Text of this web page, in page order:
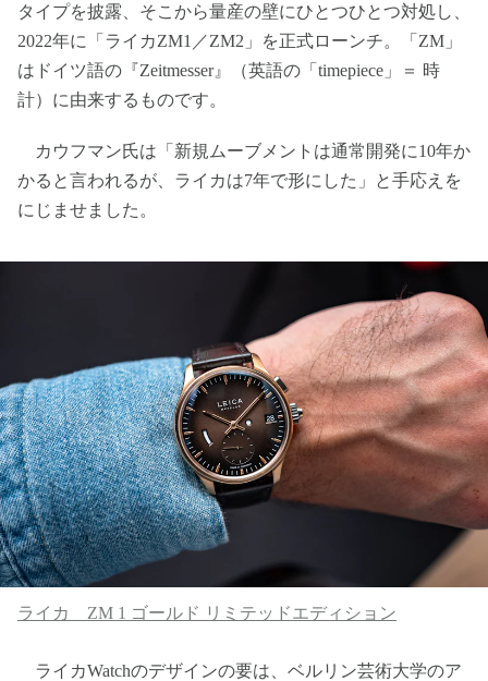
タイプを披露、そこから量産の壁にひとつひとつ対処し、
2022年に「ライカZM1／ZM2」を正式ローンチ。「ZM」
はドイツ語の『Zeitmesser』（英語の「timepiece」＝ 時
計）に由来するものです。
カウフマン氏は「新規ムーブメントは通常開発に10年か
かると言われるが、ライカは7年で形にした」と手応えを
にじませました。
ライカ ZM 1 ゴールド リミテッドエディション
ライカWatchのデザインの要は、ベルリン芸術大学のア